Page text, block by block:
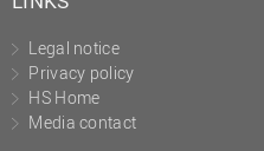
Studium und Lehre
Transfer- und
Innovationsmanagement
Legal notice
Privacy policy
HS Home
Media contact